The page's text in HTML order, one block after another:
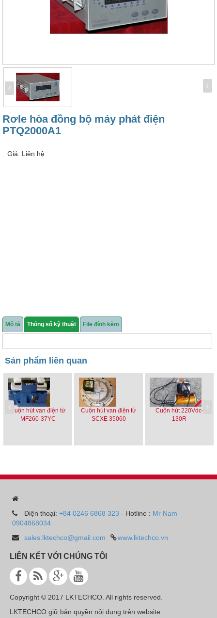
Rơle hòa đồng bộ máy phát điện
PTQ2000A1
Giá: Liên hệ
Mô tả Thông số kỹ thuật File đính kèm
Sản phẩm liên quan
Cuộn hút van điện từ
MF260-37YC
Cuộn hút van điện từ
SCXE 35060
Cuộn hút 220Vdc-
130R
Điện thoại: +84 0246 6868 323 - Hotline : Mr Nam
0904868034
sales.lktechco@gmail.com
www.lktechco.vn
LIÊN KẾT VỚI CHÚNG TÔI
Copyright © 2017 LKTECHCO. All rights reserved.
LKTECHCO giữ bản quyền nội dung trên website